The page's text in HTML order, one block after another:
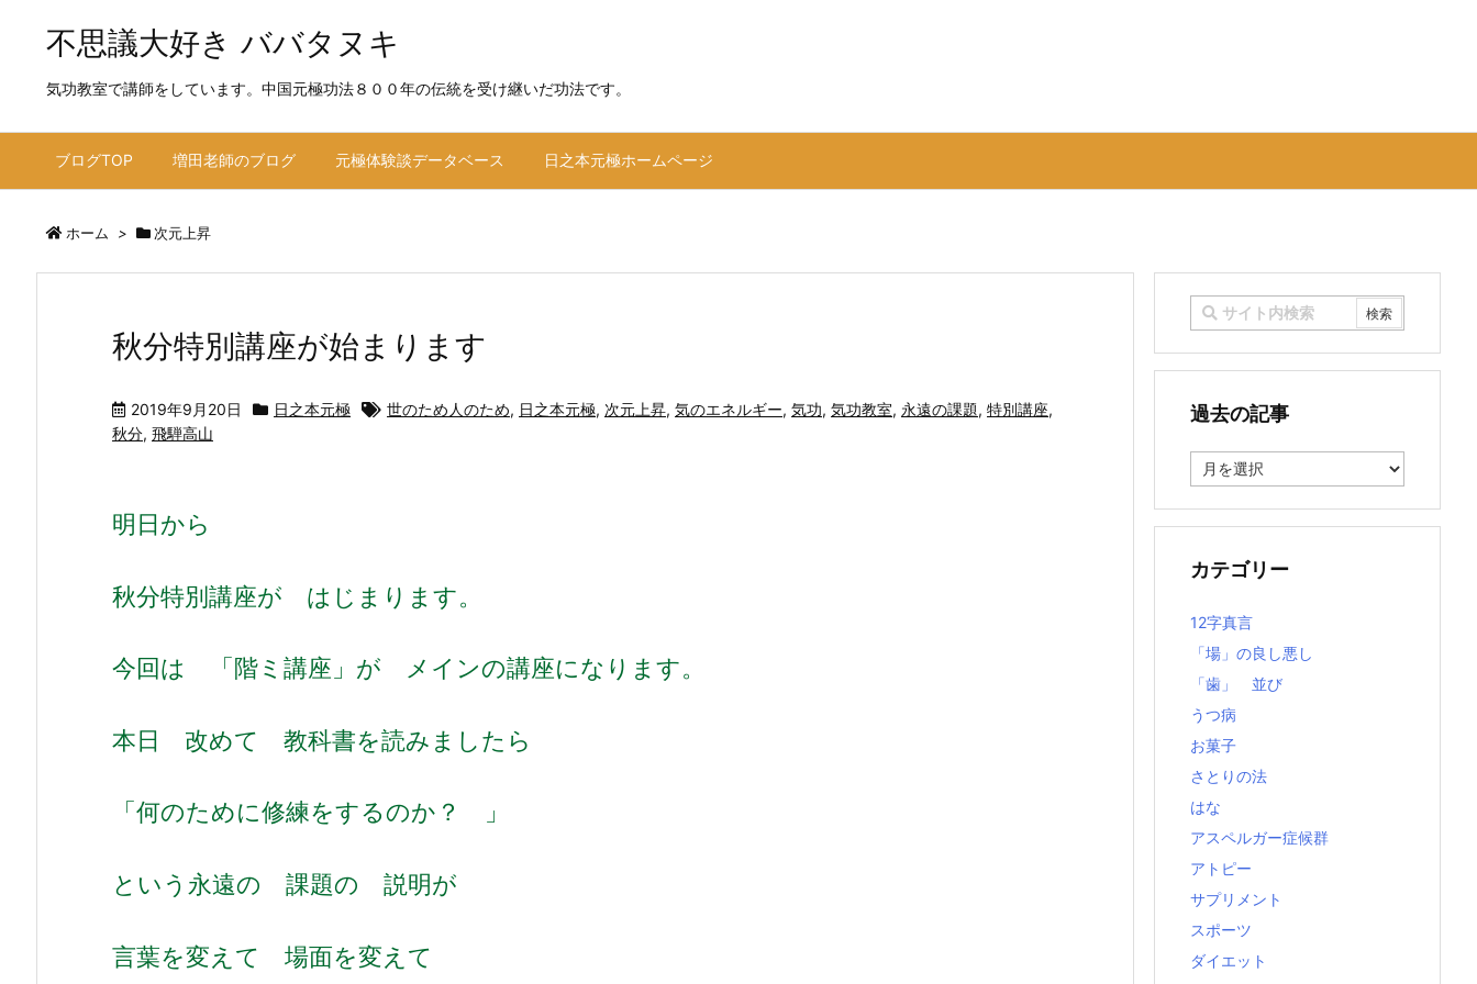
不思議大好き ババタヌキ
気功教室で講師をしています。中国元極功法８００年の伝統を受け継いだ功法です。
ブログTOP 増田老師のブログ 元極体験談データベース 日之本元極ホームページ
ホーム > 次元上昇
秋分特別講座が始まります
2019年9月20日 日之本元極 世のため人のため, 日之本元極, 次元上昇, 気のエネルギー, 気功, 気功教室, 永遠の課題, 特別講座,
秋分, 飛騨高山
明日から
秋分特別講座が はじまります。
今回は 「階ミ講座」が メインの講座になります。
本日 改めて 教科書を読みましたら
「何のために修練をするのか？ 」
という永遠の 課題の 説明が
言葉を変えて 場面を変えて
過去の記事
去
記
カテゴリー
12字真言
「場」の良し悪し
「歯」 並び
うつ病
お菓子
さとりの法
はな
アスペルガー症候群
アトピー
サプリメント
スポーツ
ダイエット